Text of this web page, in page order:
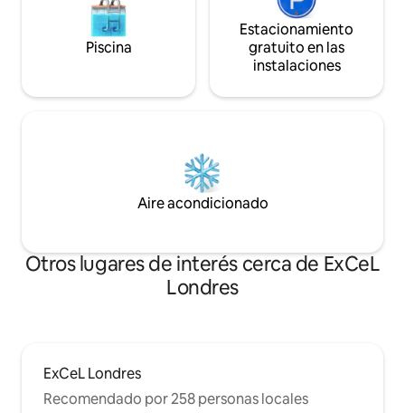
Piscina
Estacionamiento
gratuito en las
instalaciones
Aire acondicionado
Otros lugares de interés cerca de ExCeL
Londres
ExCeL Londres
Recomendado por 258 personas locales